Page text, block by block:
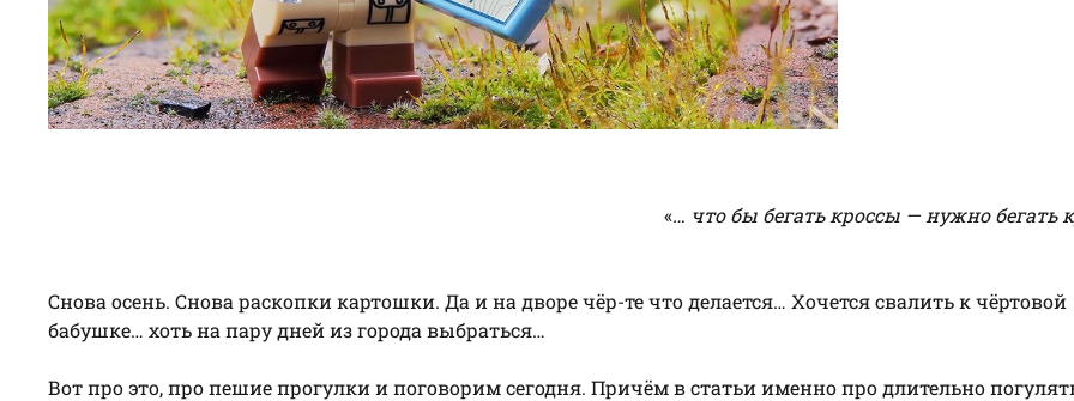
«… что бы бегать кроссы — нужно бегать
Снова осень. Снова раскопки картошки. Да и на дворе чёр-те что делается… Хочется свалить к чёртовой
бабушке… хоть на пару дней из города выбраться…
Вот про это, про пешие прогулки и поговорим сегодня. Причём в статьи именно про длительно